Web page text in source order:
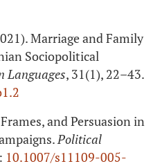
Marriage and Family
Sociopolitical
Languages, 31(1), 22–43.
and Persuasion in
Political
10.1007/s11109-005-